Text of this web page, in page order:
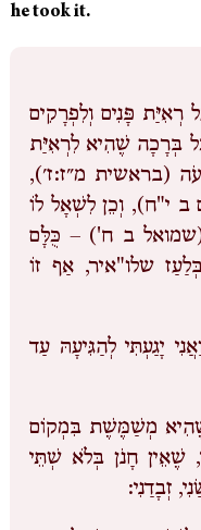
he took it.
רְאִיַּת פָּנִים וְלִפְרָקִים
בְּרָכָה שֶׁהִיא לִרְאִיַּת
(בראשית מ״ז:ז׳),
י"ח), וְכֵן לִשְׁאָל לוֹ
(שמואל ב ח') – כֻּלָּם
שלו"איר, אַף זוֹ
יָגַעְתִּי לְהַגִּיעָהּ עַד
מְשַׁמֶּשֶׁת בִּמְקוֹם
שֶׁאֵין חָנֹן בְּלֹא שְׁתֵּי
זְבָדַנִי: